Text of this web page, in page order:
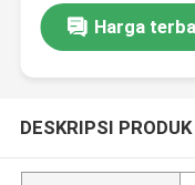
Harga
DESKRIPSI PRODUK